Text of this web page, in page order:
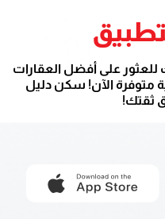
على أفضل العقارات
متوفرة الآن! سكن دليل
ثقتك!